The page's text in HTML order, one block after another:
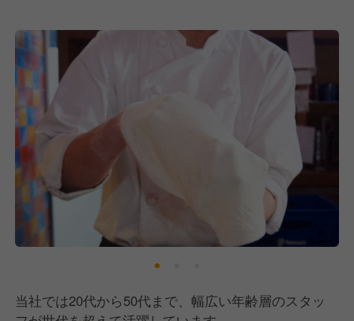
当社では20代から50代まで、幅広い年齢層のスタッ